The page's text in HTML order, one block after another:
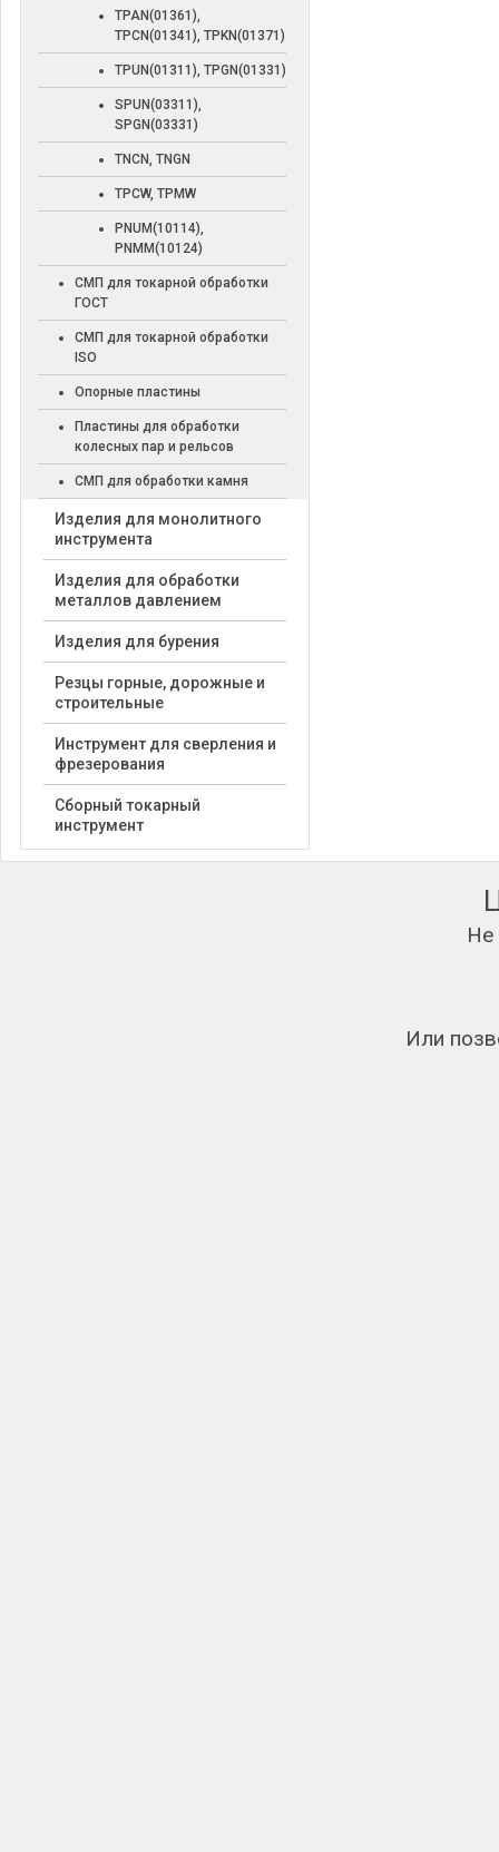
TPAN(01361),
TPCN(01341), TPKN(01371)
TPUN(01311), TPGN(01331)
SPUN(03311),
SPGN(03331)
TNCN, TNGN
TPCW, TPMW
PNUM(10114),
PNMM(10124)
СМП для токарной обработки
ГОСТ
СМП для токарной обработки
ISO
Опорные пластины
Пластины для обработки
колесных пар и рельсов
СМП для обработки камня
Изделия для монолитного
инструмента
Изделия для обработки
металлов давлением
Изделия для бурения
Резцы горные, дорожные и
строительные
Инструмент для сверления и
фрезерования
Сборный токарный
инструмент
Не
Или